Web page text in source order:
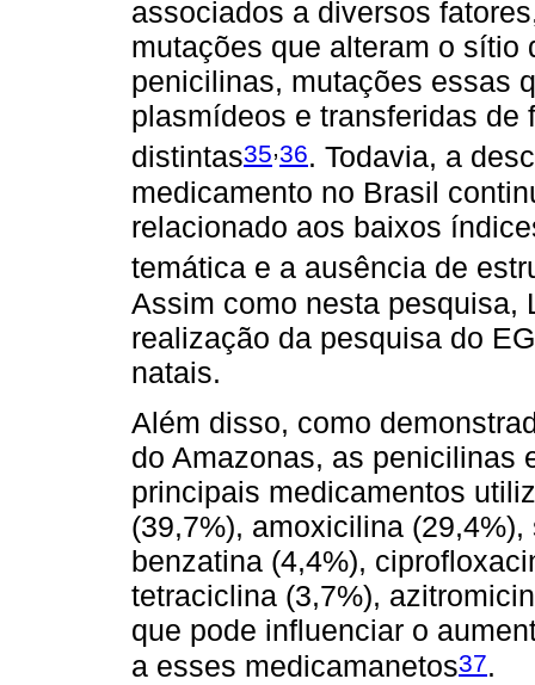
associados a diversos
mutações que alteram o
penicilinas, mutações essas
plasmídeos e transferidas de
distintas35,36. Todavia, a
medicamento no Brasil
relacionado aos baixos
temática e a ausência de
Assim como nesta pesquisa,
realização da pesquisa do
natais.
Além disso, como
do Amazonas, as penicilinas
principais medicamentos
(39,7%), amoxicilina
benzatina (4,4%),
tetraciclina (3,7%),
que pode influenciar o
a esses medicamanetos37.